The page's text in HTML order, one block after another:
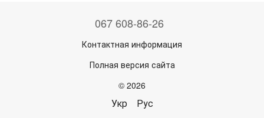
067 608-86-26
Контактная информация
Полная версия сайта
© 2026
Укр Рус